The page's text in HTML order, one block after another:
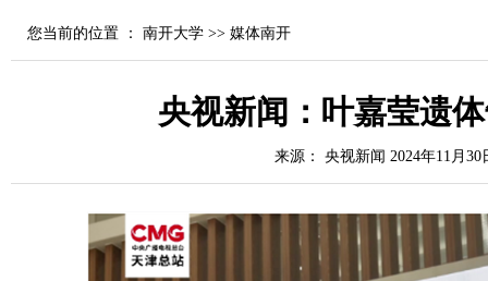
您当前的位置 ： 南开大学 >> 媒体南开
央视新闻：叶嘉莹遗
来源： 央视新闻 2024年11月30